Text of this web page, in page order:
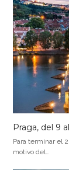
Praga, del 9
Para terminar el
motivo del…